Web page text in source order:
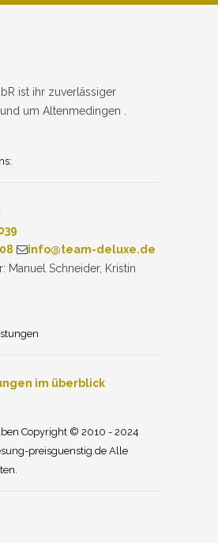
ist ihr zuverlässiger
um Altenmedingen .
info@team-deluxe.de
Manuel Schneider, Kristin
im überblick
Copyright © 2010 - 2024
preisguenstig.de Alle